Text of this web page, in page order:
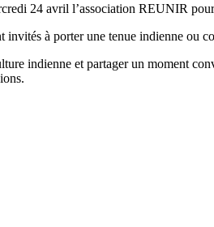
24 avril l’association REUNIR
invités à porter une tenue indienne ou
indienne et partager un moment